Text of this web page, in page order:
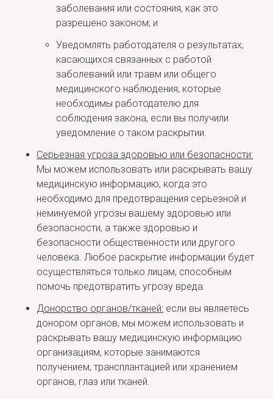
заболевания или состояния, как это
разрешено законом; и
Уведомлять работодателя о результатах,
касающихся связанных с работой
заболеваний или травм или общего
медицинского наблюдения, которые
необходимы работодателю для
соблюдения закона, если вы получили
уведомление о таком раскрытии.
Серьезная угроза здоровью или безопасности:
Мы можем использовать или раскрывать вашу
медицинскую информацию, когда это
необходимо для предотвращения серьезной и
неминуемой угрозы вашему здоровью или
безопасности, а также здоровью и
безопасности общественности или другого
человека. Любое раскрытие информации будет
осуществляться только лицам, способным
помочь предотвратить угрозу вреда.
Донорство органов/тканей: если вы являетесь
донором органов, мы можем использовать и
раскрывать вашу медицинскую информацию
организациям, которые занимаются
получением, трансплантацией или хранением
органов, глаз или тканей.